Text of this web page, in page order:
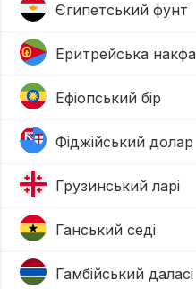
Єгипетський фунт
Еритрейська накфа
Ефіопський бір
Фіджійський долар
Грузинський ларі
Ганський седі
Гамбійський даласі